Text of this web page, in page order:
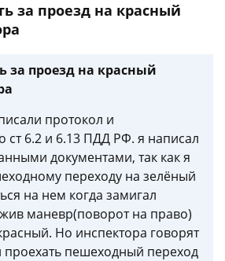
за проезд на красный
за проезд на красный
протокол и
ст 6.2 и 6.13 ПДД РФ. я написал
документами, так как я
переходу на зелёный
на нем когда замигал
маневр(поворот на право)
Но инспектора говорят
пешеходный переход